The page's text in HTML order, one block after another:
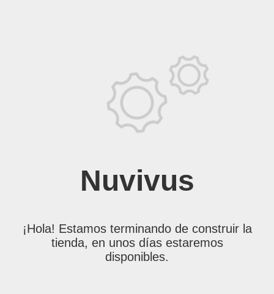
Nuvivus
¡Hola! Estamos terminando de construir la
tienda, en unos días estaremos
disponibles.